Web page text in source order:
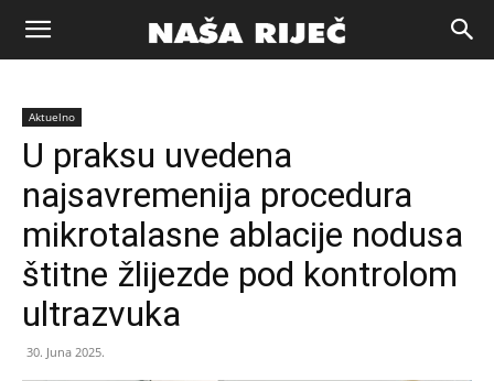
Naša
riječ
Aktuelno
U praksu uvedena
najsavremenija procedura
mikrotalasne ablacije nodusa
štitne žlijezde pod kontrolom
ultrazvuka
30. Juna 2025.